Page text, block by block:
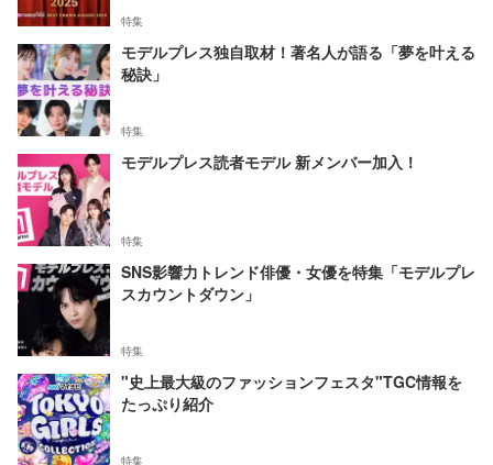
特集
モデルプレス独自取材！著名人が語る「夢を叶える
秘訣」
特集
モデルプレス読者モデル 新メンバー加入！
特集
SNS影響力トレンド俳優・女優を特集「モデルプレ
スカウントダウン」
特集
"史上最大級のファッションフェスタ"TGC情報を
たっぷり紹介
特集